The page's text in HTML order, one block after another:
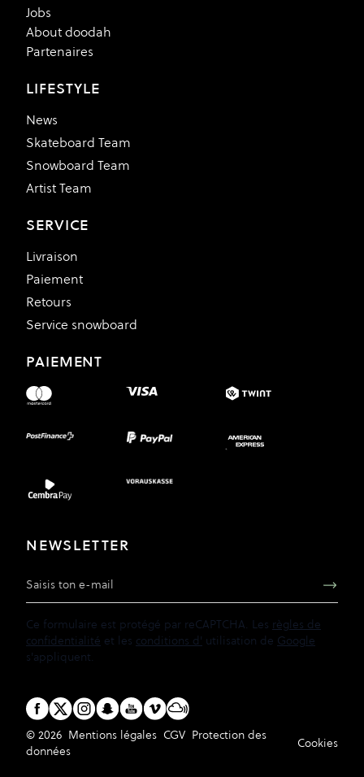
Jobs
About doodah
Partenaires
LIFESTYLE
News
Skateboard Team
Snowboard Team
Artist Team
SERVICE
Livraison
Paiement
Retours
Service snowboard
PAIEMENT
NEWSLETTER
Adresse e-mail
Ce formulaire est protégé par reCAPTCHA. Les règles de
confidentialité et les conditions d' utilisation de Google
s'appliquent.
© 2026 Mentions légales CGV Protection des
données
Cookies